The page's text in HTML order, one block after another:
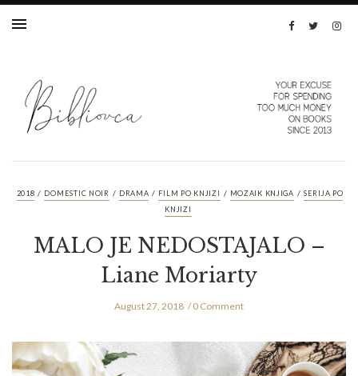
2018 / DOMESTIC NOIR / DRAMA / FILM PO KNJIZI / MOZAIK KNJIGA / SERIJA PO
KNJIZI
MALO JE NEDOSTAJALO –
Liane Moriarty
August 27, 2018 0 Comment